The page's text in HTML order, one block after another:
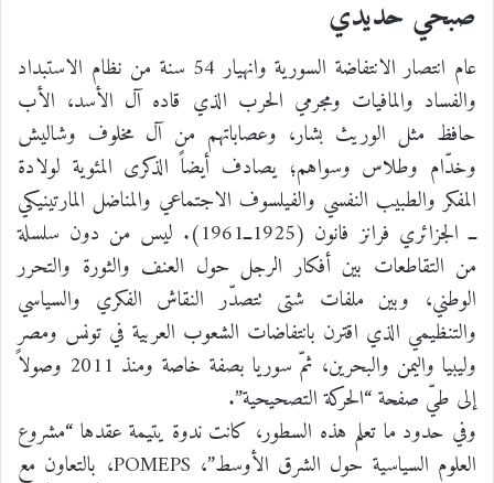
صبحي حديدي
عام انتصار الانتفاضة السورية وانهيار 54 سنة من نظام الاستبداد
والفساد والمافيات ومجرمي الحرب الذي قاده آل الأسد، الأب
حافظ مثل الوريث بشار، وعصاباتهم من آل مخلوف وشاليش
وخدّام وطلاس وسواهم؛ يصادف أيضاً الذكرى المئوية لولادة
المفكر والطبيب النفسي والفيلسوف الاجتماعي والمناضل المارتينيكي
ــ الجزائري فرانز فانون (1925ــ1961). ليس من دون سلسلة
من التقاطعات بين أفكار الرجل حول العنف والثورة والتحرر
الوطني، وبين ملفات شتى تتصدّر النقاش الفكري والسياسي
والتنظيمي الذي اقترن بانتفاضات الشعوب العربية في تونس ومصر
وليبيا واليمن والبحرين، ثمّ سوريا بصفة خاصة ومنذ 2011 وصولاً
إلى طيّ صفحة “الحركة التصحيحية”.
وفي حدود ما تعلم هذه السطور، كانت ندوة يتيمة عقدها “مشروع
العلوم السياسية حول الشرق الأوسط”، POMEPS، بالتعاون مع